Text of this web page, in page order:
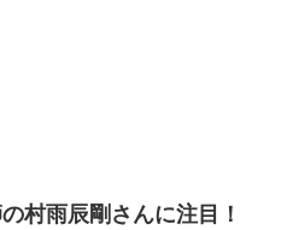
村雨辰剛さんに注目！